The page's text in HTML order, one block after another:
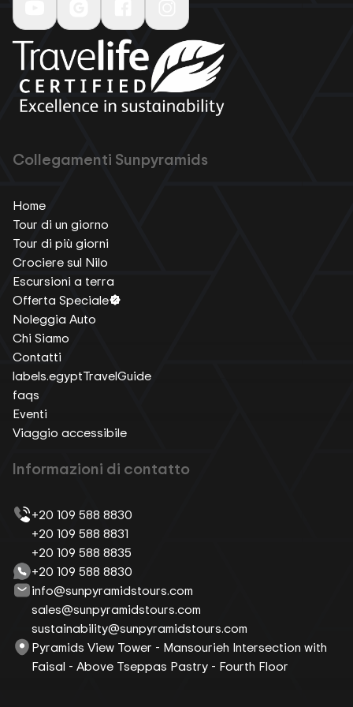
Collegamenti Sunpyramids
Home
Tour di un giorno
Tour di più giorni
Crociere sul Nilo
Escursioni a terra
Offerta Speciale
Noleggia Auto
Chi Siamo
Contatti
labels.egyptTravelGuide
faqs
Eventi
Viaggio accessibile
Informazioni di contatto
+20 109 588 8830
+20 109 588 8831
+20 109 588 8835
+20 109 588 8830
info@sunpyramidstours.com
sales@sunpyramidstours.com
sustainability@sunpyramidstours.com
Pyramids View Tower - Mansourieh Intersection with
Faisal - Above Tseppas Pastry - Fourth Floor